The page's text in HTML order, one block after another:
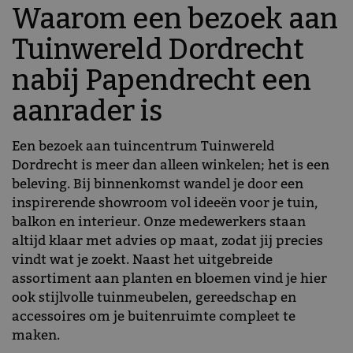
Waarom een bezoek aan
Tuinwereld Dordrecht
nabij Papendrecht een
aanrader is
Een bezoek aan tuincentrum Tuinwereld
Dordrecht is meer dan alleen winkelen; het is een
beleving. Bij binnenkomst wandel je door een
inspirerende showroom vol ideeën voor je tuin,
balkon en interieur. Onze medewerkers staan
altijd klaar met advies op maat, zodat jij precies
vindt wat je zoekt. Naast het uitgebreide
assortiment aan planten en bloemen vind je hier
ook stijlvolle tuinmeubelen, gereedschap en
accessoires om je buitenruimte compleet te
maken.